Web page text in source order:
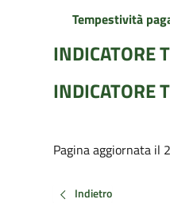
Tempestività
INDICATORE
INDICATORE
Pagina aggiornata
Indietro